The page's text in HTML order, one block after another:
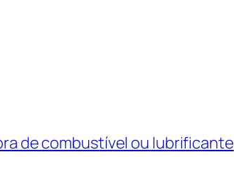
de combustível ou lubrificante